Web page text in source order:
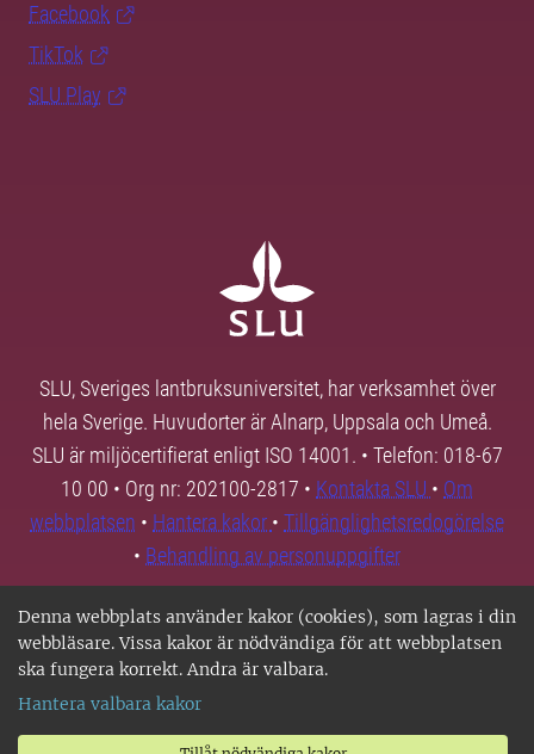
Denna webbplats använder kakor (cookies), som lagras i din
webbläsare. Vissa kakor är nödvändiga för att webbplatsen
ska fungera korrekt. Andra är valbara.
Hantera valbara kakor
Facebook
TikTok
SLU Play
SLU, Sveriges lantbruksuniversitet, har verksamhet över
hela Sverige. Huvudorter är Alnarp, Uppsala och Umeå.
SLU är miljöcertifierat enligt ISO 14001. • Telefon: 018-67
10 00 • Org nr: 202100-2817 • Kontakta SLU • Om
webbplatsen • Hantera kakor • Tillgänglighetsredogörelse
• Behandling av personuppgifter